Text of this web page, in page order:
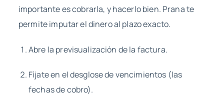
importante es cobrarla, y hacerlo bien. Prana te
permite imputar el dinero al plazo exacto.
Abre la previsualización de la factura.
Fíjate en el desglose de vencimientos (las
fechas de cobro).